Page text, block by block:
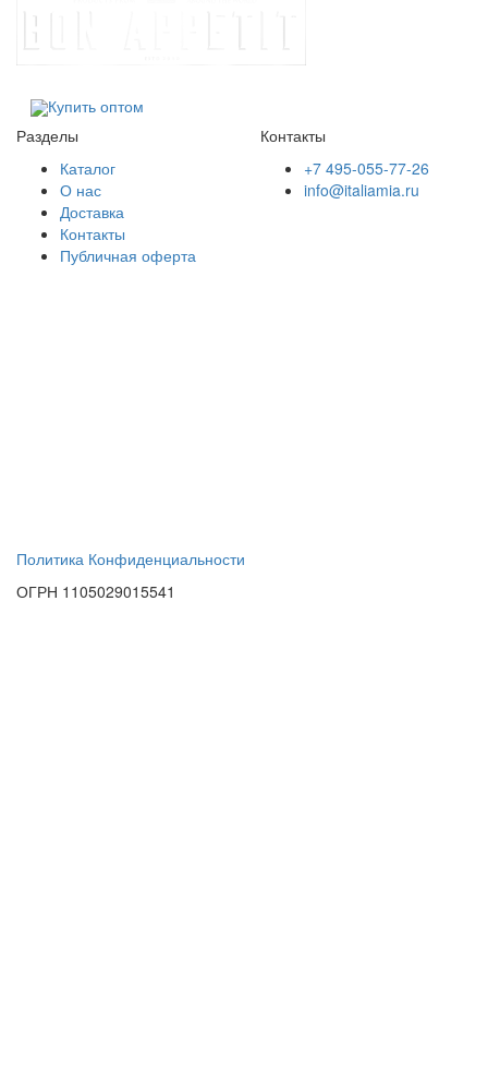
Купить оптом
Разделы
Каталог
О нас
Доставка
Контакты
Публичная оферта
Контакты
+7 495-055-77-26
info@italiamia.ru
Политика Конфиденциальности
ОГРН 1105029015541